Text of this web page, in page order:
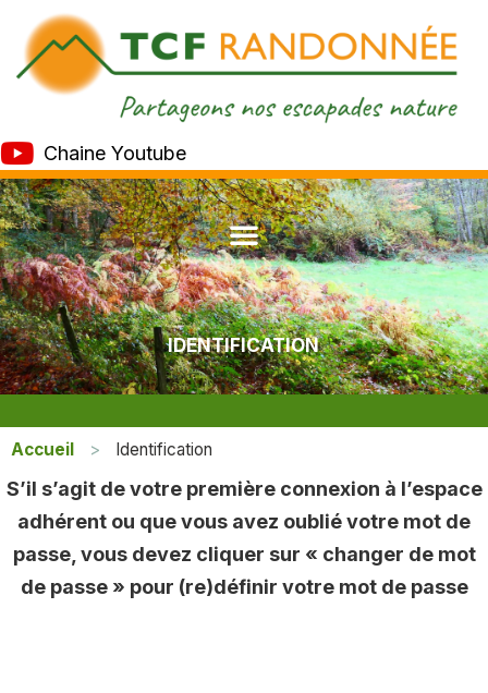
Chaine Youtube
IDENTIFICATION
Accueil > Identification
S’il s’agit de votre première connexion à l’espace
adhérent ou que vous avez oublié votre mot de
passe, vous devez cliquer sur « changer de mot
de passe » pour (re)définir votre mot de passe